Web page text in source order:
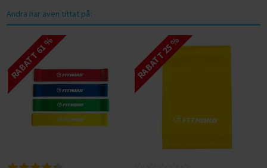
Andra har även tittat på:
RABATT 61 % RABATT 25 %